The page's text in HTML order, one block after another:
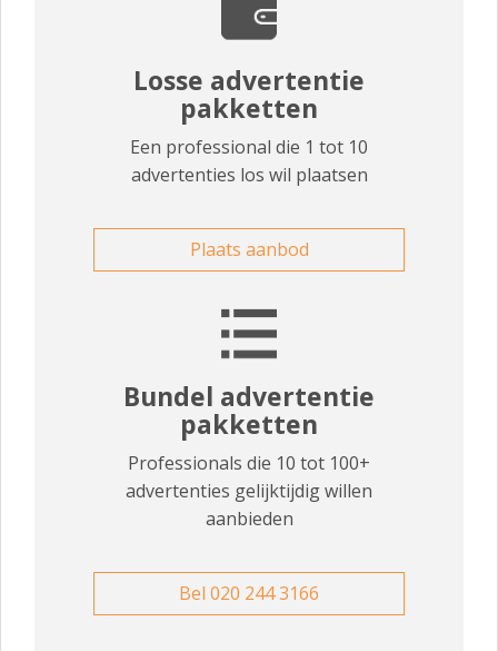
Losse advertentie
pakketten
Een professional die 1 tot 10
advertenties los wil plaatsen
Plaats aanbod
Bundel advertentie
pakketten
Professionals die 10 tot 100+
advertenties gelijktijdig willen
aanbieden
Bel 020 244 3166